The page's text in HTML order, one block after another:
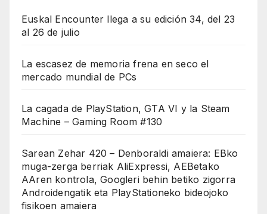
Euskal Encounter llega a su edición 34, del 23
al 26 de julio
La escasez de memoria frena en seco el
mercado mundial de PCs
La cagada de PlayStation, GTA VI y la Steam
Machine – Gaming Room #130
Sarean Zehar 420 – Denboraldi amaiera: EBko
muga-zerga berriak AliExpressi, AEBetako
AAren kontrola, Googleri behin betiko zigorra
Androidengatik eta PlayStationeko bideojoko
fisikoen amaiera